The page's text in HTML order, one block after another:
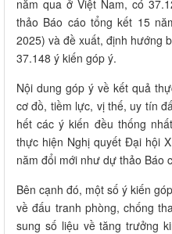
năm qua ở Việt Nam, có
thảo Báo cáo tổng kết 15
2025) và đề xuất, định hướng
37.148 ý kiến góp ý.
Nội dung góp ý về kết quả
cơ đồ, tiềm lực, vị thế, uy tín
hết các ý kiến đều thống
thực hiện Nghị quyết Đại hội
năm đổi mới như dự thảo Báo
Bên cạnh đó, một số ý kiến
về đấu tranh phòng, chống
sung số liệu về tăng trưởng